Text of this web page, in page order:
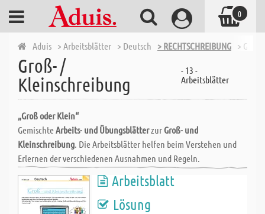
Aduis > Arbeitsblätter > Deutsch > RECHTSCHREIBUNG >
Groß- /
Kleinschreibung
- 13 -
Arbeitsblätter
„Groß oder Klein“
GemischteArbeits- und Übungsblätterzur Groß- und
Kleinschreibung. Die Arbeitsblätter helfen beim Verstehen und
Erlernen der verschiedenen Ausnahmen und Regeln.
Arbeitsblatt
Lösung
0